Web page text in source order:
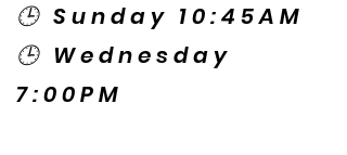
🕒 Sunday 10:45AM
🕒 Wednesday
7:00PM